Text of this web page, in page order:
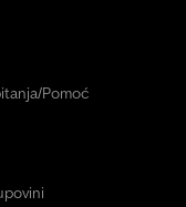
Pomoć